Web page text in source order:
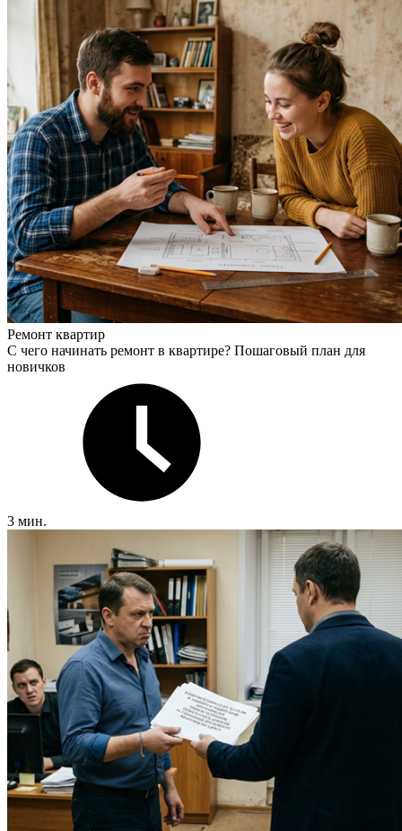
Ремонт квартир
С чего начинать ремонт в квартире? Пошаговый план для
новичков
3 мин.